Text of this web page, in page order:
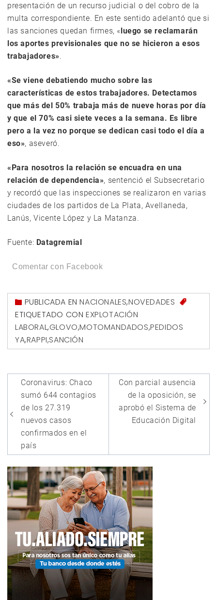
presentación de un recurso judicial o del cobro de la
multa correspondiente. En este sentido adelantó que si
las sanciones quedan firmes, «luego se reclamarán
los aportes previsionales que no se hicieron a esos
trabajadores».
«Se viene debatiendo mucho sobre las
características de estos trabajadores. Detectamos
que más del 50% trabaja más de nueve horas por día
y que el 70% casi siete veces a la semana. Es libre
pero a la vez no porque se dedican casi todo el día a
eso», aseveró.
«Para nosotros la relación se encuadra en una
relación de dependencia», sentenció el Subsecretario
y recordó que las inspecciones se realizaron en varias
ciudades de los partidos de La Plata, Avellaneda,
Lanús, Vicente López y La Matanza.
Fuente: Datagremial
Comentar con Facebook
PUBLICADA ENNACIONALES,NOVEDADES
ETIQUETADO CON EXPLOTACIÓN
LABORAL,GLOVO,MOTOMANDADOS,PEDIDOS
YA,RAPPI,SANCIÓN
Navegación
de
entradas
Coronavirus: Chaco
sumó 644 contagios
de los 27.319
nuevos casos
confirmados en el
país
Con parcial ausencia
de la oposición, se
aprobó el Sistema de
Educación Digital